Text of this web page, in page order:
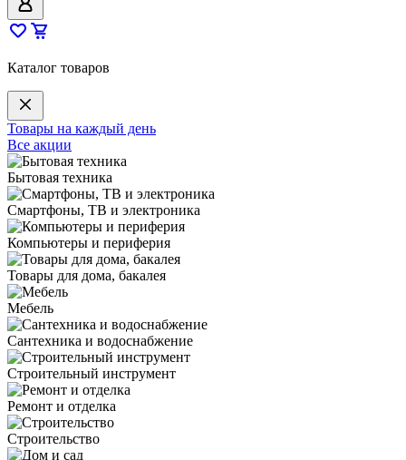
Каталог товаров
Товары на каждый день
Все акции
Бытовая техника
Смартфоны, ТВ и электроника
Компьютеры и периферия
Товары для дома, бакалея
Мебель
Сантехника и водоснабжение
Строительный инструмент
Ремонт и отделка
Строительство